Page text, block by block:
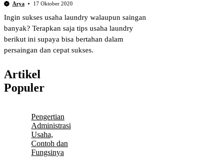
Arya 17 Oktober 2020
Ingin sukses usaha laundry walaupun saingan
banyak? Terapkan saja tips usaha laundry
berikut ini supaya bisa bertahan dalam
persaingan dan cepat sukses.
Artikel
Populer
Pengertian
Administrasi
Usaha,
Contoh dan
Fungsinya